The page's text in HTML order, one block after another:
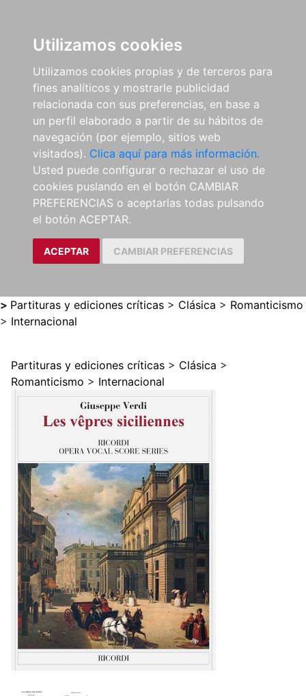
Utilizamos cookies
Utilizamos cookies propias y de terceros para
fines analíticos y mostrarle publicidad
relacionada con sus preferencias, en base a
un perfil elaborado a partir de su hábitos de
navegación (por ejemplo, sitios web
visitados). Clica aquí para más información.
Usted puede configurar o rechazar el uso de
cookies puslando en el botón CAMBIAR
PREFERENCIAS o aceptarlas todas pulsando
el botón ACEPTAR.
ACEPTAR CAMBIAR PREFERENCIAS
> Partituras y ediciones críticas > Clásica > Romanticismo
> Internacional
Partituras y ediciones críticas > Clásica >
Romanticismo > Internacional